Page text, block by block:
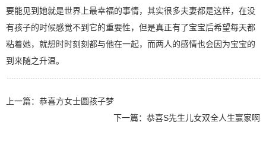
要能见到她就是世界上最幸福的事情，其实很多夫妻都是这样，在没
有孩子的时候感觉不到它的重要性，但是真正有了宝宝后希望每天都
粘着她，就想时时刻刻都与他在一起，而两人的感情也会因为宝宝的
到来随之升温。
上一篇： 恭喜方女士圆孩子梦
下一篇： 恭喜S先生儿女双全人生赢家啊